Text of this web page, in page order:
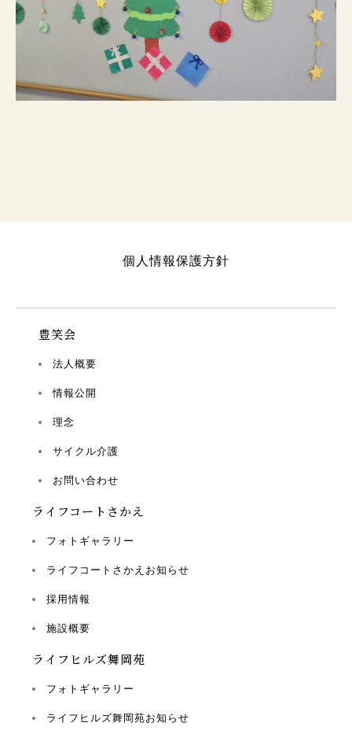
個人情報保護方針
豊笑会
法人概要
情報公開
理念
サイクル介護
お問い合わせ
ライフコートさかえ
フォトギャラリー
ライフコートさかえお知らせ
採用情報
施設概要
ライフヒルズ舞岡苑
フォトギャラリー
ライフヒルズ舞岡苑お知らせ